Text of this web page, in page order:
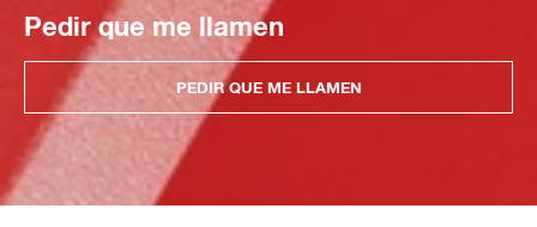
Pedir que me llamen
PEDIR QUE ME LLAMEN